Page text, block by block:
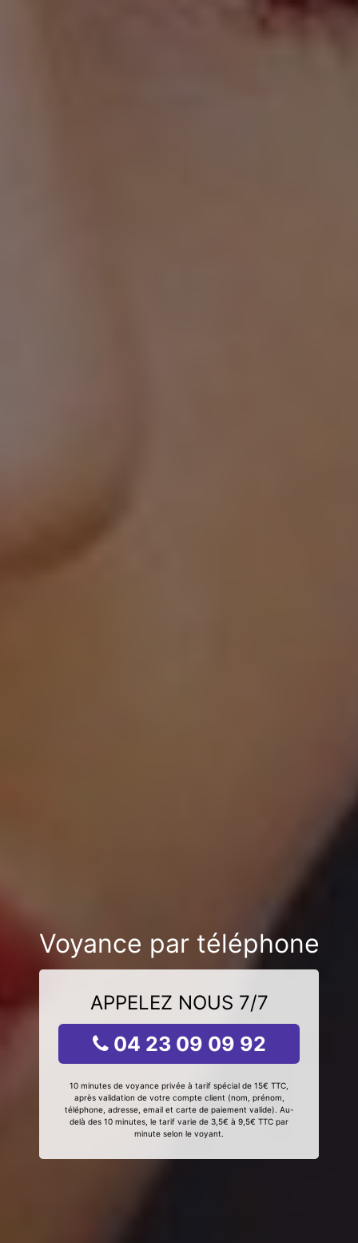
Voyance par téléphone
APPELEZ NOUS 7/7
04 23 09 09 92
10 minutes de voyance privée à tarif spécial de 15€ TTC,
après validation de votre compte client (nom, prénom,
téléphone, adresse, email et carte de paiement valide). Au-
delà des 10 minutes, le tarif varie de 3,5€ à 9,5€ TTC par
minute selon le voyant.